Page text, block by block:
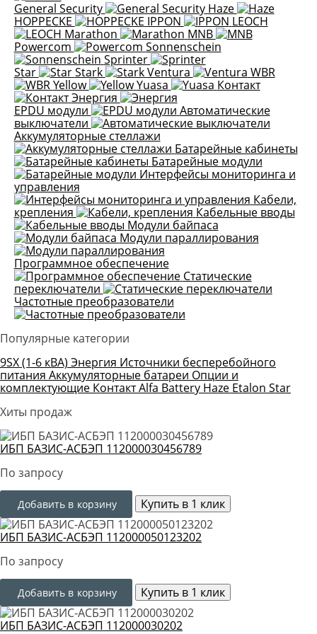
General Security
Haze
HOPPECKE
IPPON
LEOCH
Marathon
MNB
Powercom
Sonnenschein
Sprinter
Star
Stark Ventura
WBR
Yellow
Yuasa
Контакт
Энергия
EPDU модули
Автоматические
выключатели
Аккумуляторные стеллажи
Батарейные кабинеты
Батарейные модули
Интерфейсы мониторинга и
управления
Кабели,
крепления
Кабельные вводы
Модули байпаса
Модули параллирования
Программное обеспечение
Статические
переключатели
Частотные преобразователи
Популярные категории
9SX (1-6 кВА) Энергия Источники бесперебойного
питания Аккумуляторные батареи Опции и
комплектующие КонтактAlfa Battery Haze Etalon Star
Хиты продаж
ИБП БАЗИС-АСБЭП 112000030456789
По запросу
Добавить в корзину Купить в 1 клик
ИБП БАЗИС-АСБЭП 112000050123202
По запросу
Добавить в корзину Купить в 1 клик
ИБП БАЗИС-АСБЭП 112000030202